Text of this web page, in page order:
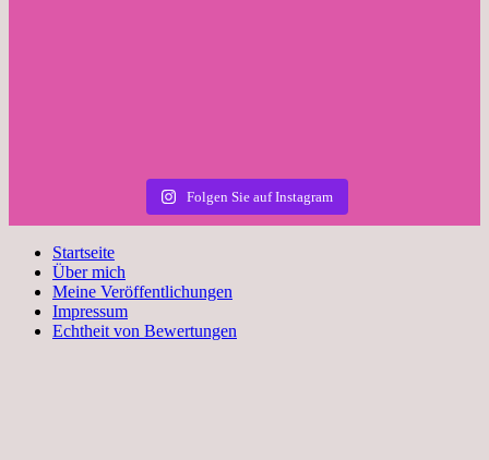
Folgen Sie auf Instagram
Startseite
Über mich
Meine Veröffentlichungen
Impressum
Echtheit von Bewertungen